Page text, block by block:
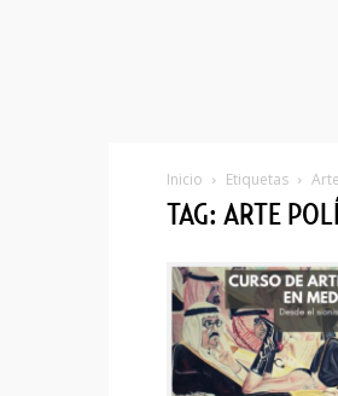
Inicio Etiquetas
TAG: ARTE